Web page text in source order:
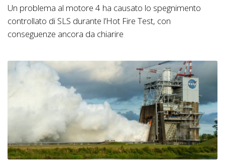
Un problema al motore 4 ha causato lo spegnimento
controllato di SLS durante l’Hot Fire Test, con
conseguenze ancora da chiarire